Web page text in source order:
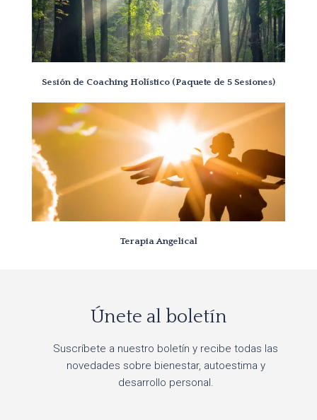
Sesión de Coaching Holístico (Paquete de 5 Sesiones)
Terapia Angelical
Únete al boletín
Suscríbete a nuestro boletín y recibe todas las
novedades sobre bienestar, autoestima y
desarrollo personal.